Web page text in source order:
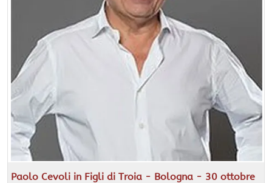
Paolo Cevoli in Figli di Troia - Bologna - 30 ottobre